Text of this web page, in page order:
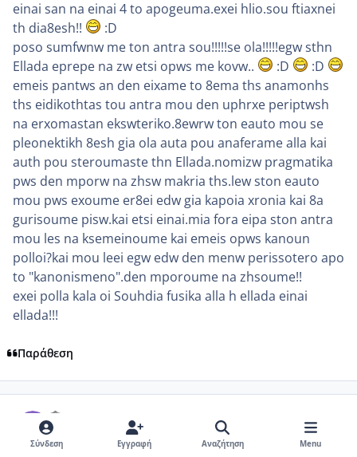
einai san na einai 4 to apogeuma.exei hlio.sou ftiaxnei
th dia8esh!!
:D
poso sumfwnw me ton antra sou!!!!!se ola!!!!!egw sthn
Ellada eprepe na zw etsi opws me kovw..
:D
:D
emeis pantws an den eixame to 8ema ths anamonhs
ths eidikothtas tou antra mou den uphrxe periptwsh
na erxomastan ekswteriko.8ewrw ton eauto mou se
pleonektikh 8esh gia ola auta pou anaferame alla kai
auth pou steroumaste thn Ellada.nomizw pragmatika
pws den mporw na zhsw makria ths.lew ston eauto
mou pws exoume er8ei edw gia kapoia xronia kai 8a
gurisoume pisw.kai etsi einai.mia fora eipa ston antra
mou les na ksemeinoume kai emeis opws kanoun
polloi?kai mou leei egw edw den menw perissotero apo
to "kanonismeno".den mporoume na zhsoume!!
exei polla kala oi Souhdia fusika alla h ellada einai
ellada!!!
Παράθεση
thalia7 Μέλη
Δημοσίευση 21 Ιουνίου, 2010 16 yr
Σύνδεση Εγγραφή Αναζήτηση Menu